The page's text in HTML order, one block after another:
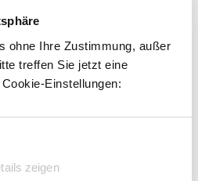
ohne Ihre Zustimmung, außer
treffen Sie jetzt eine
Einstellungen:
zeigen